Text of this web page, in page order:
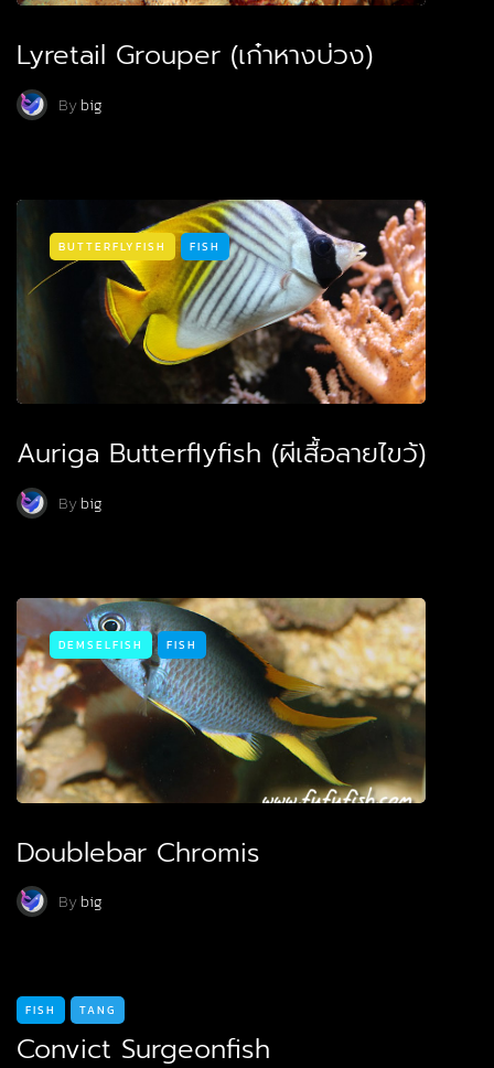
Lyretail Grouper (เก๋าหางบ่วง)
Bybig
BUTTERFLYFISH FISH
Auriga Butterflyfish (ผีเสื้อลายไขว้)
Bybig
DEMSELFISH FISH
Doublebar Chromis
Bybig
FISH TANG
Convict Surgeonfish